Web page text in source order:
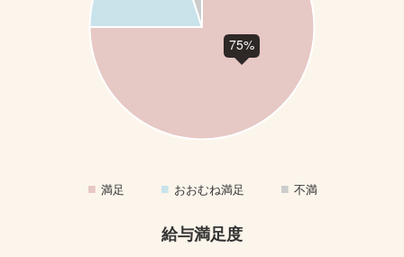
給与満足度
満足 おおむね満足 不満